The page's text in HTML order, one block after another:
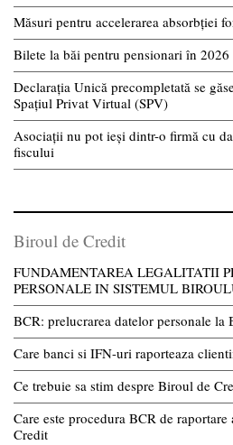
Măsuri pentru accelerarea absorbției
Bilete la băi pentru pensionari în 2026
Declarația Unică precompletată se
Spațiul Privat Virtual (SPV)
Asociații nu pot ieși dintr-o firmă cu
fiscului
Biroul de Credit
FUNDAMENTAREA LEGALITATII
PERSONALE IN SISTEMUL
BCR: prelucrarea datelor personale la
Care banci si IFN-uri raporteaza
Ce trebuie sa stim despre Biroul de
Care este procedura BCR de
Credit